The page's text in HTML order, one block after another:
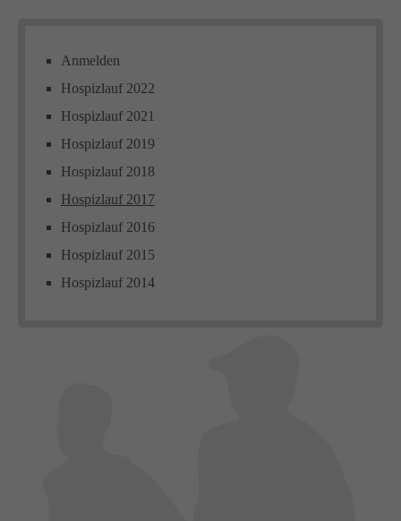
Anmelden
Hospizlauf 2022
Hospizlauf 2021
Hospizlauf 2019
Hospizlauf 2018
Hospizlauf 2017
Hospizlauf 2016
Hospizlauf 2015
Hospizlauf 2014